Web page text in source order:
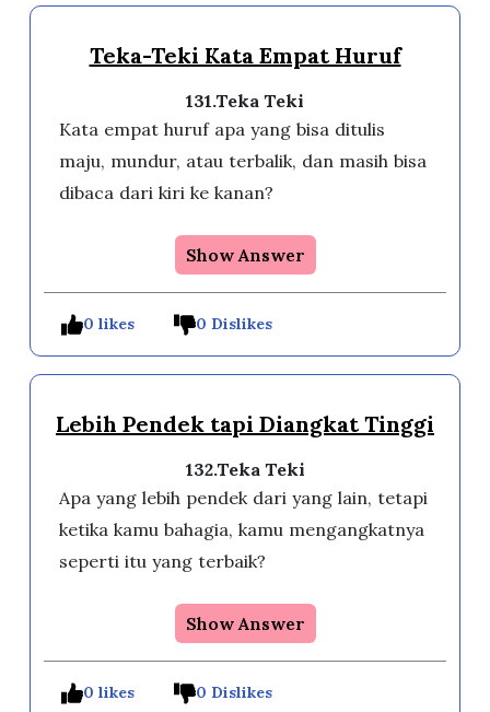
Teka-Teki Kata Empat Huruf
131.Teka Teki
Kata empat huruf apa yang bisa ditulis
maju, mundur, atau terbalik, dan masih bisa
dibaca dari kiri ke kanan?
Show Answer
0 likes 0 Dislikes
Lebih Pendek tapi Diangkat Tinggi
132.Teka Teki
Apa yang lebih pendek dari yang lain, tetapi
ketika kamu bahagia, kamu mengangkatnya
seperti itu yang terbaik?
Show Answer
0 likes 0 Dislikes